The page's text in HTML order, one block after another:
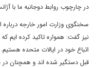
در چارچوب روابط دوجانبه ما با
سخنگوی وزارت امور خارجه درباره
نیز گفت: همواره تاکید کرده ایم
اتباع خود در ایالات متحده
قبل دستگیر شده اند و همچنان